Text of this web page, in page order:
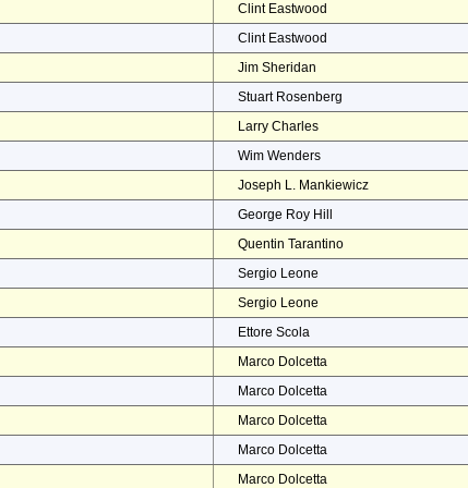
Clint Eastwood
Clint Eastwood
Jim Sheridan
Stuart Rosenberg
Larry Charles
Wim Wenders
Joseph L. Mankiewicz
George Roy Hill
Quentin Tarantino
Sergio Leone
Sergio Leone
Ettore Scola
Marco Dolcetta
Marco Dolcetta
Marco Dolcetta
Marco Dolcetta
Marco Dolcetta